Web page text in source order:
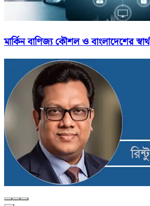
মার্কিন বাণিজ্য কৌশল ও বাংলাদেশের স্বার্থ